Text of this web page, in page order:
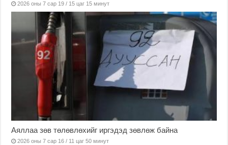
2026 оны 7 сар 19 / 15 цаг 15 минут
Аяллаа зөв төлөвлөхийг иргэдэд зөвлөж байна
2026 оны 7 сар 16 / 11 цаг 50 минут